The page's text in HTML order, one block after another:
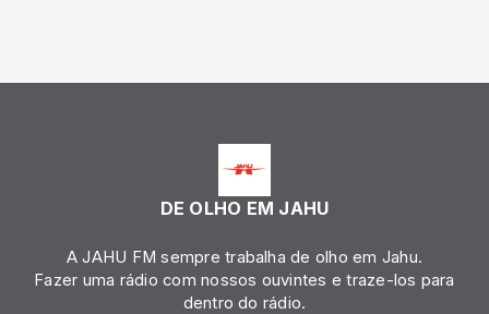
DE OLHO EM JAHU
A JAHU FM sempre trabalha de olho em Jahu.
Fazer uma rádio com nossos ouvintes e traze-los para
dentro do rádio.